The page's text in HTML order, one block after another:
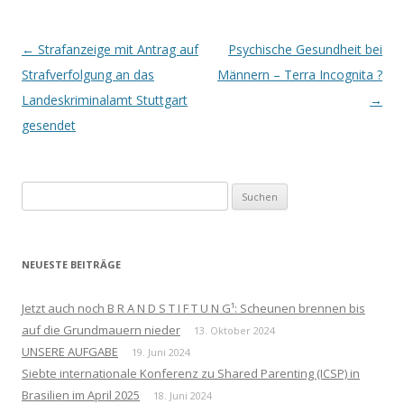
Beitrags-
Navigation
← Strafanzeige mit Antrag auf
Strafverfolgung an das
Landeskriminalamt Stuttgart
gesendet
Psychische Gesundheit bei
Männern – Terra Incognita ?
→
nach:
NEUESTE BEITRÄGE
Jetzt auch noch B R A N D S T I F T U N G¹: Scheunen brennen bis
auf die Grundmauern nieder
13. Oktober 2024
UNSERE AUFGABE 19. Juni 2024
Siebte internationale Konferenz zu Shared Parenting (ICSP) in
Brasilien im April 2025
18. Juni 2024